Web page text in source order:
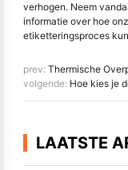
verhogen. Neem
informatie over hoe
etiketteringsproces
prev: Thermische
volgende: Hoe kies je
LAATSTE